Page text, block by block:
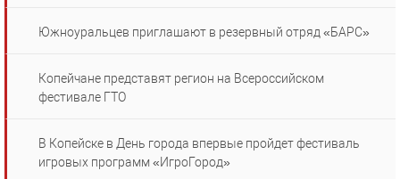
Южноуральцев приглашают в резервный отряд «БАРС»
Копейчане представят регион на Всероссийском
фестивале ГТО
В Копейске в День города впервые пройдет фестиваль
игровых программ «ИгроГород»